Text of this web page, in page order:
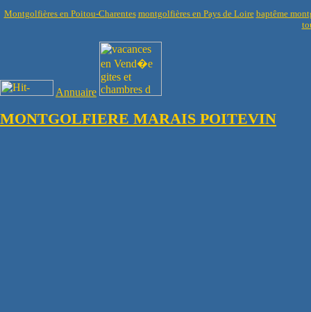
Montgolfières en Poitou-Charentes montgolfières en Pays de Loire baptême
Annuaire
MONTGOLFIERE MARAIS POITEVIN